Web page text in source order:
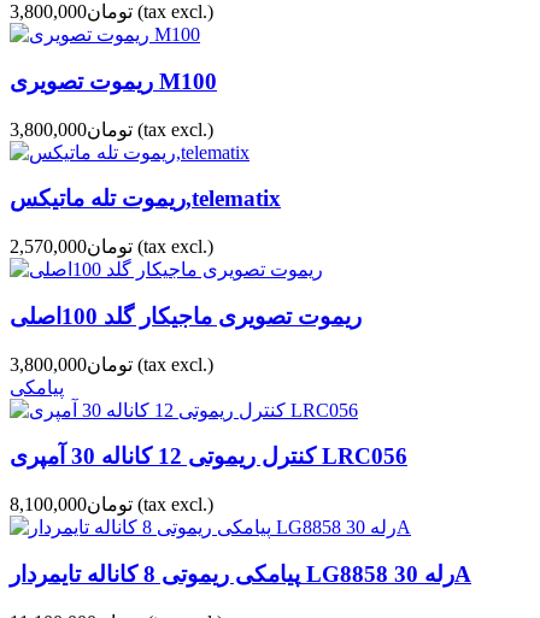
تومان3,800,000 (tax excl.)
ریموت تصویری M100
تومان3,800,000 (tax excl.)
ریموت تله ماتیکس,telematix
تومان2,570,000 (tax excl.)
ریموت تصویری ماجیکار گلد 100اصلی
تومان3,800,000 (tax excl.)
پیامکی
کنترل ریموتی 12 کاناله 30 آمپری LRC056
تومان8,100,000 (tax excl.)
پیامکی ریموتی 8 کاناله تایمردار LG8858 رله 30A